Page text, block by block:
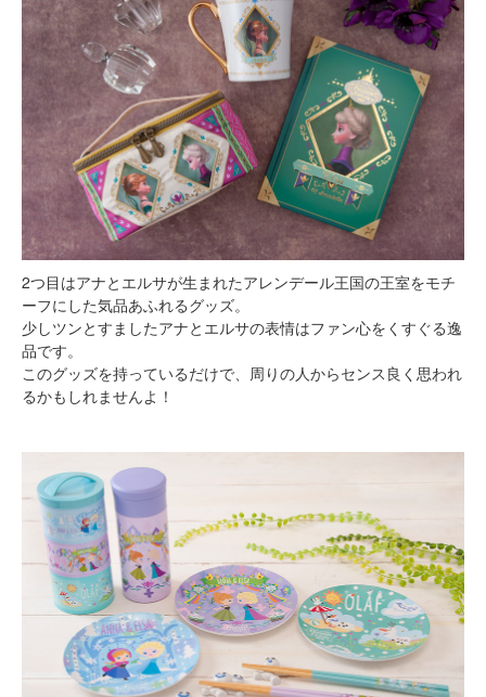
2つ目はアナとエルサが生まれたアレンデール王国の王室をモチ
ーフにした気品あふれるグッズ。
少しツンとすましたアナとエルサの表情はファン心をくすぐる逸
品です。
このグッズを持っているだけで、周りの人からセンス良く思われ
るかもしれませんよ！